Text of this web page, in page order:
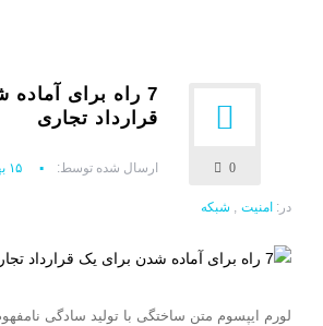
0
7 راه برای
قرارداد تجاری
ارسال شده توسط: ۱۵ بهمن, ۱۳۹۴
در: امنیت , شبکه
لورم ایپسوم متن ساختگی با تولید سادگی